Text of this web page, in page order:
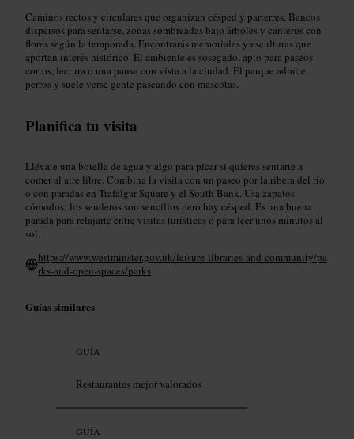
Caminos rectos y circulares que organizan césped y parterres. Bancos
dispersos para sentarse, zonas sombreadas bajo árboles y canteros con
flores según la temporada. Encontrarás memoriales y esculturas que
aportan interés histórico. El ambiente es sosegado, apto para paseos
cortos, lectura o una pausa con vista a la ciudad. El parque admite
perros y suele verse gente paseando con mascotas.
Planifica tu visita
Llévate una botella de agua y algo para picar si quieres sentarte a
comer al aire libre. Combina la visita con un paseo por la ribera del río
o con paradas en Trafalgar Square y el South Bank. Usa zapatos
cómodos; los senderos son sencillos pero hay césped. Es una buena
parada para relajarte entre visitas turísticas o para leer unos minutos al
sol.
https://www.westminster.gov.uk/leisure-libraries-and-community/pa
rks-and-open-spaces/parks
Guías similares
GUÍA
Restaurantes mejor valorados
GUÍA